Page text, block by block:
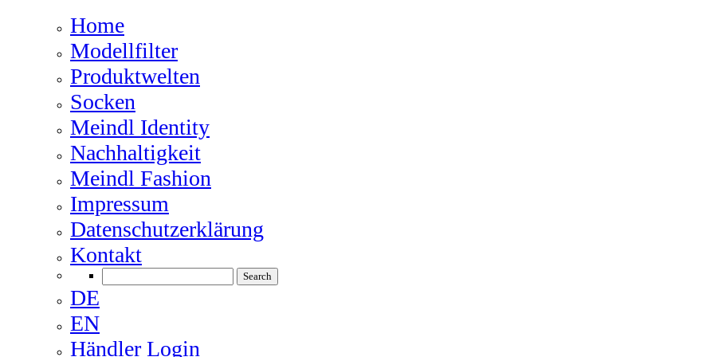
Home
Modellfilter
Produktwelten
Socken
Meindl Identity
Nachhaltigkeit
Meindl Fashion
Impressum
Datenschutzerklärung
Kontakt
DE
EN
Händler Login